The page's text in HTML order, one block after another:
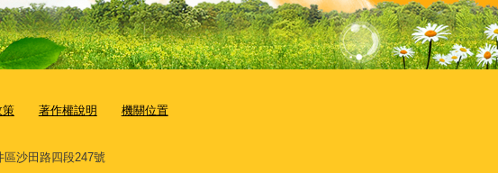
策 著作權說明 機關位置
沙田路四段247號